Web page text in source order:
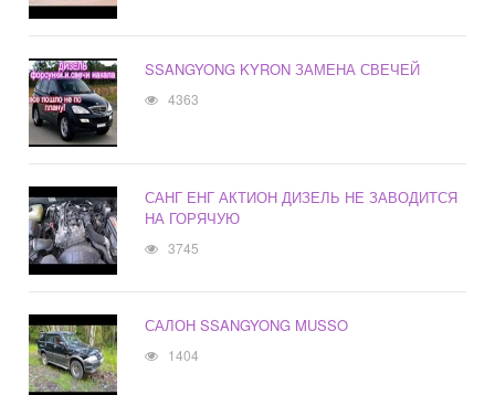
SSANGYONG KYRON ЗАМЕНА СВЕЧЕЙ
4363
САНГ ЕНГ АКТИОН ДИЗЕЛЬ НЕ ЗАВОДИТСЯ
НА ГОРЯЧУЮ
3745
САЛОН SSANGYONG MUSSO
1404